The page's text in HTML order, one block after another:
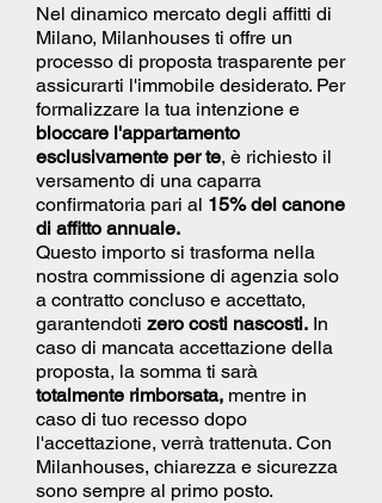
Nel dinamico mercato degli affitti di
Milano, Milanhouses ti offre un
processo di proposta trasparente per
assicurarti l'immobile desiderato. Per
formalizzare la tua intenzione e
bloccare l'appartamento
esclusivamente per te, è richiesto il
versamento di una caparra
confirmatoria pari al 15% del canone
di affitto annuale.
Questo importo si trasforma nella
nostra commissione di agenzia solo
a contratto concluso e accettato,
garantendoti zero costi nascosti. In
caso di mancata accettazione della
proposta, la somma ti sarà
totalmente rimborsata, mentre in
caso di tuo recesso dopo
l'accettazione, verrà trattenuta. Con
Milanhouses, chiarezza e sicurezza
sono sempre al primo posto.